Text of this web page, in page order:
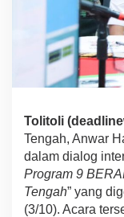
Tolitoli
Tengah, Anwar
dalam dialog
Program 9
Tengah” yang
(3/10). Acara